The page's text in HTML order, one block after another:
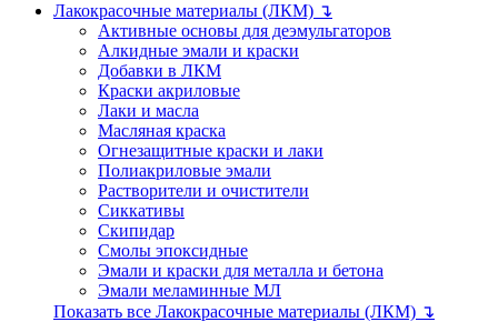
Лакокрасочные материалы (ЛКМ) ↴
Активные основы для деэмульгаторов
Алкидные эмали и краски
Добавки в ЛКМ
Краски акриловые
Лаки и масла
Масляная краска
Огнезащитные краски и лаки
Полиакриловые эмали
Растворители и очистители
Сиккативы
Скипидар
Смолы эпоксидные
Эмали и краски для металла и бетона
Эмали меламинные МЛ
Показать все Лакокрасочные материалы (ЛКМ) ↴